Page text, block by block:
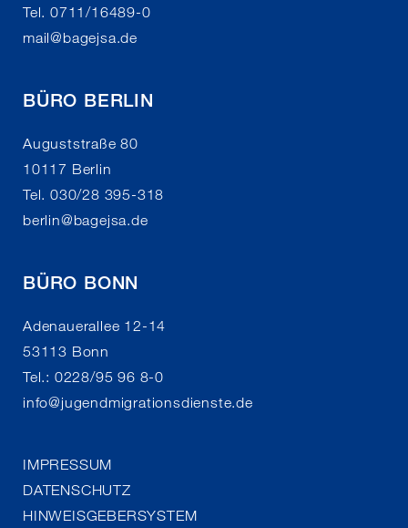
Tel. 0711/16489-0
mail@bagejsa.de
BÜRO BERLIN
Auguststraße 80
10117 Berlin
Tel. 030/28 395-318
berlin@bagejsa.de
BÜRO BONN
Adenauerallee 12-14
53113 Bonn
Tel.: 0228/95 96 8-0
info@jugendmigrationsdienste.de
IMPRESSUM
DATENSCHUTZ
HINWEISGEBERSYSTEM